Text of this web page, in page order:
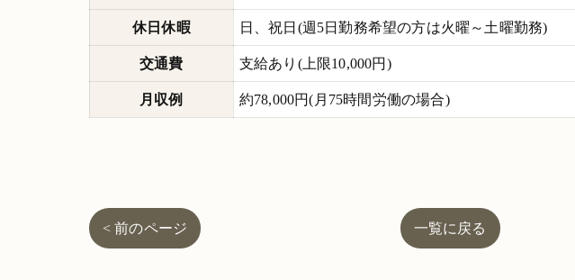
休日休暇 日、祝日(週5日勤務希望の方は火曜～土曜勤務)
交通費 支給あり(上限10,000円)
月収例 約78,000円(月75時間労働の場合)
< 前のページ 一覧に戻る